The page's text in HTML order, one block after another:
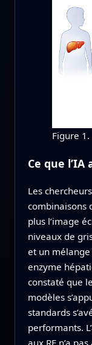
Figure 1.
Ce que
Les
combinaisons
plus l’image
niveaux de
et un
enzyme
constaté que
modèles
standards
performants.